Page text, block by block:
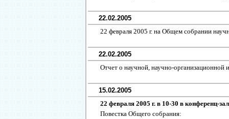
22.02.2005
22 февраля 2005 г. на Общем собрании
22.02.2005
Отчет о научной, научно-организационной
15.02.2005
22 февраля 2005 г. в 10-30 в конференц-
Повестка Общего собрания: